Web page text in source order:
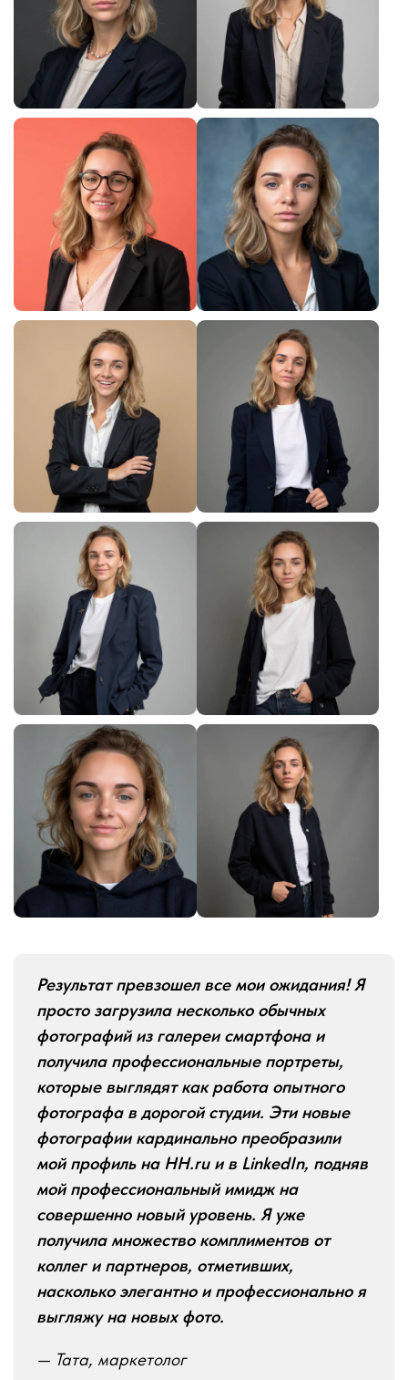
Результат превзошел все мои ожидания! Я
просто загрузила несколько обычных
фотографий из галереи смартфона и
получила профессиональные портреты,
которые выглядят как работа опытного
фотографа в дорогой студии. Эти новые
фотографии кардинально преобразили
мой профиль на HH.ru и в LinkedIn, подняв
мой профессиональный имидж на
совершенно новый уровень. Я уже
получила множество комплиментов от
коллег и партнеров, отметивших,
насколько элегантно и профессионально я
выгляжу на новых фото.
— Тата, маркетолог